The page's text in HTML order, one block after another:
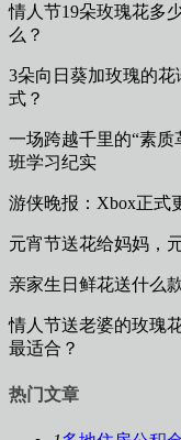
情人节19朵玫瑰花多
么？
3朵向日葵加玫瑰的
式？
一场跨越千里的“素
班学习纪实
游侠晚报：Xbox正式
元宵节送花给妈妈，
亲家生日鲜花送什么
情人节送老婆的玫瑰
最适合？
热门文章